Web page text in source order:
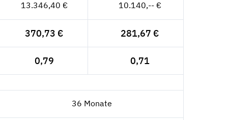
13.346,40 € 10.140,-- €
370,73 € 281,67 €
0,79 0,71
36 Monate